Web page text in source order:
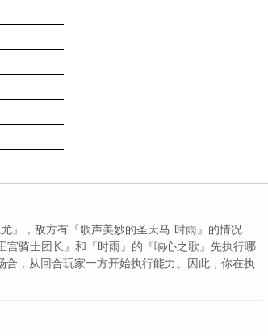
』，敌方有『歌声美妙的圣天马 时雨』的情况
骑士团长』和『时雨』的『响心之歌』先执行哪
，从回合玩家一方开始执行能力。因此，你在执